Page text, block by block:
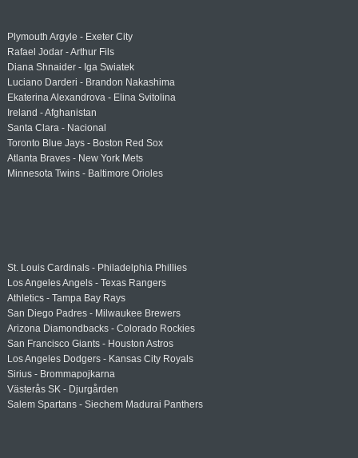
Plymouth Argyle - Exeter City
Rafael Jodar - Arthur Fils
Diana Shnaider - Iga Swiatek
Luciano Darderi - Brandon Nakashima
Ekaterina Alexandrova - Elina Svitolina
Ireland - Afghanistan
Santa Clara - Nacional
Toronto Blue Jays - Boston Red Sox
Atlanta Braves - New York Mets
Minnesota Twins - Baltimore Orioles
St. Louis Cardinals - Philadelphia Phillies
Los Angeles Angels - Texas Rangers
Athletics - Tampa Bay Rays
San Diego Padres - Milwaukee Brewers
Arizona Diamondbacks - Colorado Rockies
San Francisco Giants - Houston Astros
Los Angeles Dodgers - Kansas City Royals
Sirius - Brommapojkarna
Västerås SK - Djurgården
Salem Spartans - Siechem Madurai Panthers